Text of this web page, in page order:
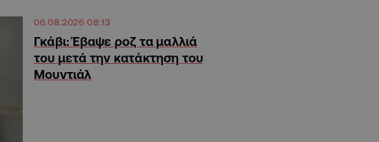
06.08.2026 08:13
Γκάβι: Έβαψε ροζ τα μαλλιά
του μετά την κατάκτηση του
Μουντιάλ